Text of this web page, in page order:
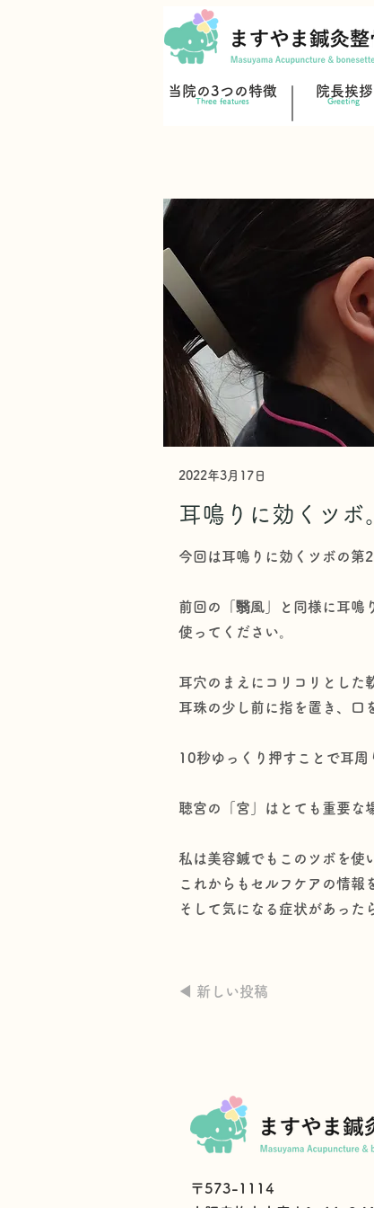
当院の3つの特徴
Three features
院長挨拶
Greeting
2022年3月17日
耳鳴りに効くツ
今回は耳鳴りに効くツボの第
前回の「翳風」と同様に耳鳴
使ってください。
耳穴のまえにコリコリとした
耳珠の少し前に指を置き、口
10秒ゆっくり押すことで耳周
聴宮の「宮」はとても重要な
私は美容鍼でもこのツボを
これからもセルフケアの情報
そして気になる症状があった
◀︎ 新しい投稿
〒573-1114